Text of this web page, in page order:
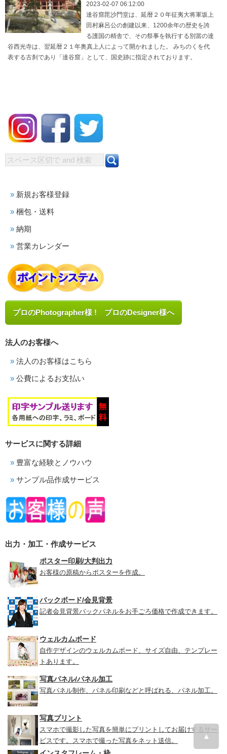
2023-02-07 06:12:00
達谷窟毘沙門堂は、延暦２０年征夷大将軍坂上
田村麻呂公の創建以来、1200余年の歴史を誇
る護国の精舎で、その祭事を執行する別當の達
谷西光寺は、翌延暦２１年奥真上人によって開かれました。 みちのくを代
表する古刹であり「達谷窟」として、国史跡に指定されております。
新規お客様登録
梱包・送料
納期
営業カレンダー
プロのPhotographer様 ! プロのDesigner様へ
法人のお客様へ
法人のお客様はこちら
公費によるお支払い
サービスに関する詳細
豊富な経験とノウハウ
サンプル品作成サービス
出力・加工・作成サービス
ポスター印刷/大判出力
お客様の原稿からポスターを作成。
バックボード/会見背景
記者会見背景バックパネルをお手ごろ価格で作成できます。
ウェルカムボード
自作デザインのウェルカムボード、サイズ自由、テンプレー
トあります。
写真パネル/パネル加工
写真パネル制作、パネル印刷などと呼ばれる、パネル加工。
写真プリント
スマホで撮影した写真を簡単にプリントしてお届けするサー
ビスです。スマホで撮った写真をネット送信。
▲